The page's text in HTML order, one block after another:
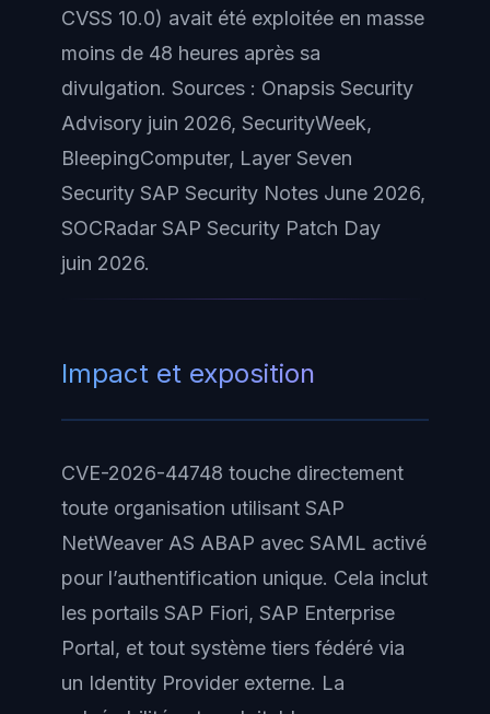
CVSS 10.0) avait été exploitée en masse
moins de 48 heures après sa
divulgation. Sources : Onapsis Security
Advisory juin 2026, SecurityWeek,
BleepingComputer, Layer Seven
Security SAP Security Notes June 2026,
SOCRadar SAP Security Patch Day
juin 2026.
Impact et exposition
CVE-2026-44748 touche directement
toute organisation utilisant SAP
NetWeaver AS ABAP avec SAML activé
pour l’authentification unique. Cela inclut
les portails SAP Fiori, SAP Enterprise
Portal, et tout système tiers fédéré via
un Identity Provider externe. La